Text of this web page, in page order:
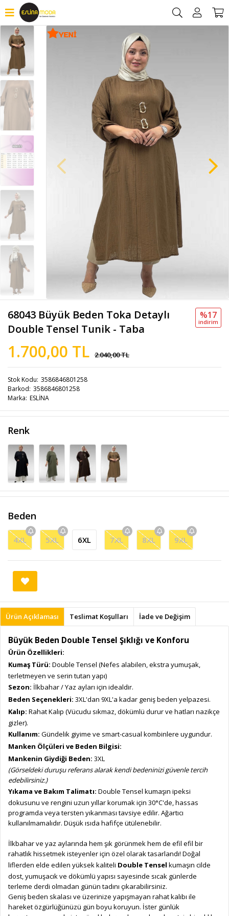
68043 Büyük Beden Toka Detaylı
Double Tensel Tunik - Taba
1.700,00 TL 2.040,00 TL
%17
i̇ndi̇ri̇m
Stok Kodu 3586846801258
Barkod 3586846801258
Marka ESLİNA
Renk
Beden
4XL 5XL 6XL 7XL 8XL 9XL
Ürün Açıklaması Teslimat Koşulları İade ve Değişim
Büyük Beden Double Tensel Şıklığı ve Konforu
Ürün Özellikleri:
Kumaş Türü: Double Tensel (Nefes alabilen, ekstra yumuşak,
terletmeyen ve serin tutan yapı)
Sezon: İlkbahar / Yaz ayları için idealdir.
Beden Seçenekleri: 3XL'dan 9XL'a kadar geniş beden yelpazesi.
Kalıp: Rahat Kalıp (Vücudu sıkmaz, dökümlü durur ve hatları nazikçe
gizler).
Kullanım: Gündelik giyime ve smart-casual kombinlere uygundur.
Manken Ölçüleri ve Beden Bilgisi:
Mankenin Giydiği Beden: 3XL
(Görseldeki duruşu referans alarak kendi bedeninizi güvenle tercih
edebilirsiniz.)
Yıkama ve Bakım Talimatı: Double Tensel kumaşın ipeksi
dokusunu ve rengini uzun yıllar korumak için 30°C'de, hassas
programda veya tersten yıkanması tavsiye edilir. Ağartıcı
kullanılmamalıdır. Düşük ısıda hafifçe ütülenebilir.
İlkbahar ve yaz aylarında hem şık görünmek hem de efil efil bir
rahatlık hissetmek isteyenler için özel olarak tasarlandı! Doğal
liflerden elde edilen yüksek kaliteli Double Tensel kumaşın cilde
dost, yumuşacık ve dökümlü yapısı sayesinde sıcak günlerde
terleme derdi olmadan günün tadını çıkarabilirsiniz.
Geniş beden skalası ve üzerinize yapışmayan rahat kalıbı ile
hareket özgürlüğünüzü gün boyu koruyun. İster günlük